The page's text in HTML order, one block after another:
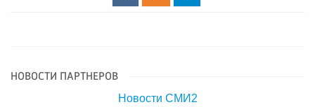
НОВОСТИ ПАРТНЕРОВ
Новости СМИ2